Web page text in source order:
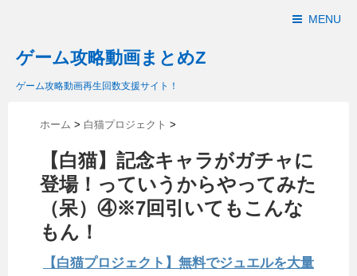
MENU
ゲーム攻略動画まとめZ
ゲーム攻略動画再生回数支援サイト！
ホーム > 白猫プロジェクト >
【白猫】記念キャラがガチャに
登場！っていうからやってみた
（呆）④※7回引いてもこんな
もん！
【白猫プロジェクト】無料でジュエルを大量